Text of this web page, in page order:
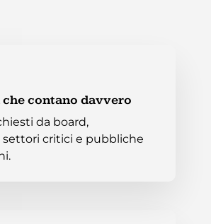
contano davvero
da board,
settori critici e pubbliche